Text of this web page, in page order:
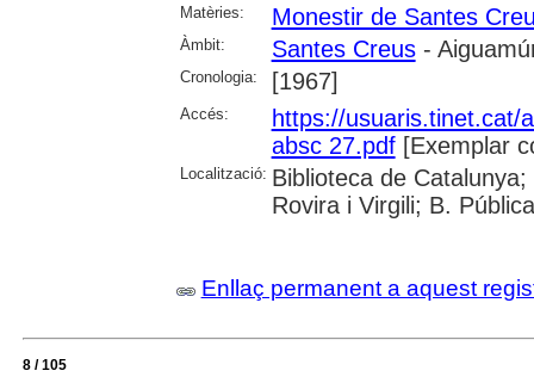
Matèries:
Monestir de Santes
Àmbit: Santes Creus-
Cronologia: [1967]
Accés:
https://usuaris.tinet.cat/
absc 27.pdf[Exemplar
Localització: Biblioteca de
Rovira i Virgili; B.
Enllaç permanent a aquest
8 / 105